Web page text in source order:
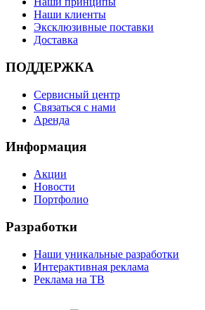
Наши клиенты
Эксклюзивные поставки
Доставка
ПОДДЕРЖКА
Сервисный центр
Связаться с нами
Аренда
Информация
Акции
Новости
Портфолио
Разработки
Наши уникальные разработки
Интерактивная реклама
Реклама на ТВ